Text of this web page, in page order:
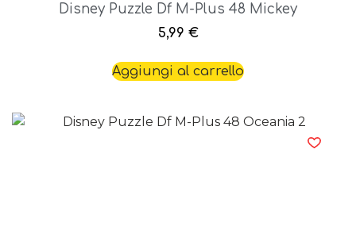
Disney Puzzle Df M-Plus 48 Mickey
5,99 €
Aggiungi al carrello